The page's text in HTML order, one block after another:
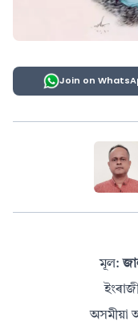
Join on
মূল:
অসমীয়া